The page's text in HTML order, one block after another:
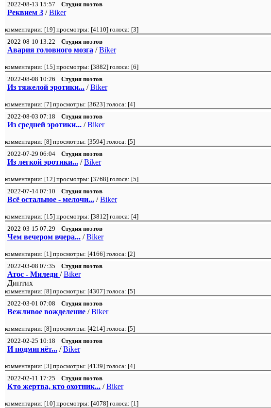
2022-08-13 15:57
Студия поэтов
Реквием 3 /Biker
комментарии: [19] просмотры: [4110] голоса: [3]
2022-08-10 13:22
Студия поэтов
Авария головного мозга /Biker
комментарии: [15] просмотры: [3882] голоса: [6]
2022-08-08 10:26
Студия поэтов
Из тяжелой эротики... /Biker
комментарии: [7] просмотры: [3623] голоса: [4]
2022-08-03 07:18
Студия поэтов
Из средней эротики... /Biker
комментарии: [8] просмотры: [3594] голоса: [5]
2022-07-29 06:04
Студия поэтов
Из легкой эротики... /Biker
комментарии: [12] просмотры: [3768] голоса: [5]
2022-07-14 07:10
Студия поэтов
Всё остальное - мелочи... /Biker
комментарии: [15] просмотры: [3812] голоса: [4]
2022-03-15 07:29
Студия поэтов
Чем вечером вчера... /Biker
комментарии: [1] просмотры: [4166] голоса: [2]
2022-03-08 07:35
Студия поэтов
Атос - Миледи /Biker
Диптих
комментарии: [8] просмотры: [4307] голоса: [5]
2022-03-01 07:08
Студия поэтов
Вежливое вожделение /Biker
комментарии: [8] просмотры: [4214] голоса: [5]
2022-02-25 10:18
Студия поэтов
И подмигнёт... /Biker
комментарии: [3] просмотры: [4139] голоса: [4]
2022-02-11 17:25
Студия поэтов
Кто жертва, кто охотник... /Biker
комментарии: [10] просмотры: [4078] голоса: [1]